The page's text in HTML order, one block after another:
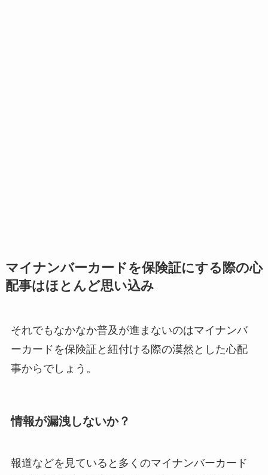
マイナンバーカードを保険証にする際の心
配事はほとんど思い込み
それでもなかなか普及が進まないのはマイナンバ
ーカードを保険証と紐付ける際の漠然とした心配
事からでしょう。
情報が漏洩しないか？
報道などを見ていると多くのマイナンバーカード